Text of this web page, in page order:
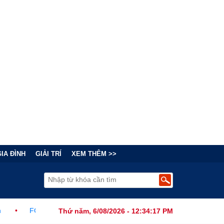
ĐÌNH GIẢI TRÍ XEM THÊM >>
Thứ năm, 6/08/2026 - 12:34:18 PM
Ban Hành Lệnh Cấm Robot Hút Bụi Thông Minh Sản Xuất Tại